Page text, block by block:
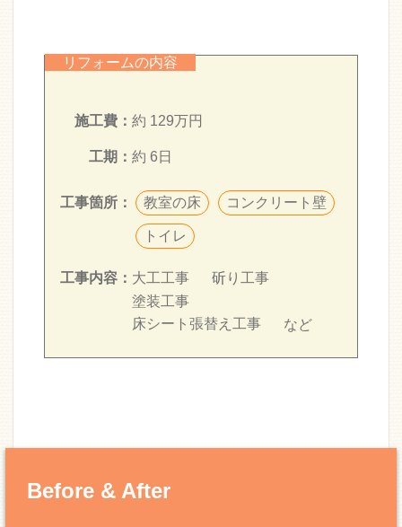
リフォームの内容
施工費： 約 129万円
工期： 約 6日
工事箇所： 教室の床 コンクリート壁
トイレ
工事内容： 大工工事
斫り工事
塗装工事
床シート張替え工事
など
Before & After